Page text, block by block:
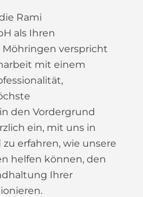
Rami
als Ihren
Möhringen verspricht
mit einem
den Vordergrund
ein, mit uns in
erfahren, wie unsere
helfen können, den
Ihrer